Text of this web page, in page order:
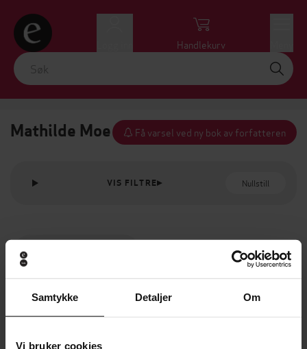
Samtykke Detaljer Om
Vi bruker cookies
Handlekurv
Mathilde Moe Få varsel ved ny bok av forfatteren
VIS FILTRE Nullstill